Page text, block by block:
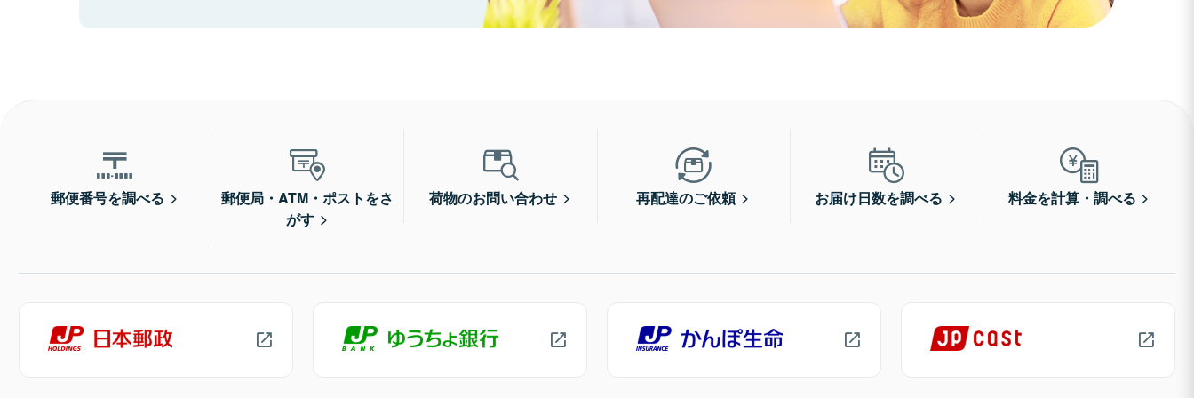
郵便番号を調べる
郵便局・ATM・ポストをさ
がす
荷物のお問い合わせ 再配達のご依頼 お届け日数を調べる 料金を計算・調べる